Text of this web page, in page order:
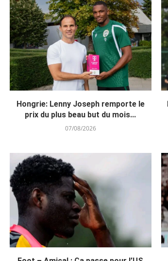
Hongrie: Lenny Joseph remporte le
prix du plus beau but du mois...
07/08/2026